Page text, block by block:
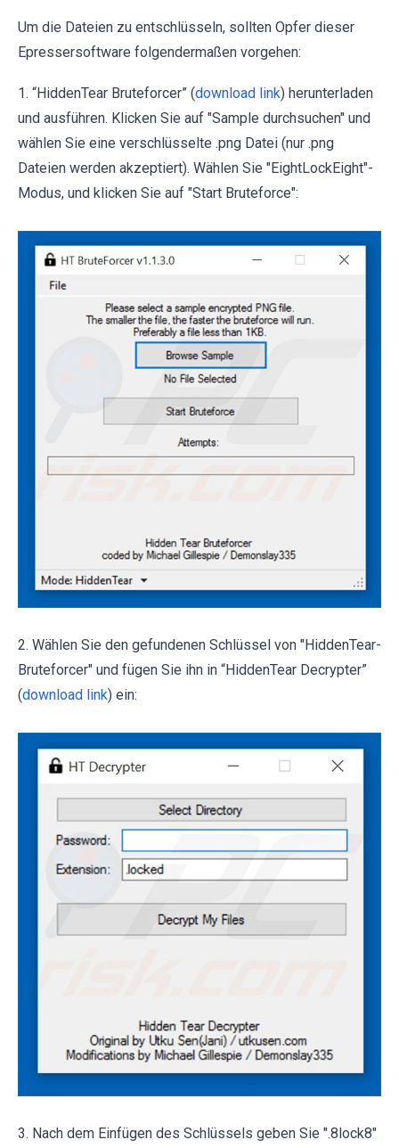
Um die Dateien zu entschlüsseln, sollten Opfer dieser
Epressersoftware folgendermaßen vorgehen:
1. “HiddenTear Bruteforcer” (download link) herunterladen
und ausführen. Klicken Sie auf "Sample durchsuchen" und
wählen Sie eine verschlüsselte .png Datei (nur .png
Dateien werden akzeptiert). Wählen Sie "EightLockEight"-
Modus, und klicken Sie auf "Start Bruteforce":
2. Wählen Sie den gefundenen Schlüssel von "HiddenTear-
Bruteforcer" und fügen Sie ihn in “HiddenTear Decrypter”
(download link) ein:
3. Nach dem Einfügen des Schlüssels geben Sie ".8lock8"